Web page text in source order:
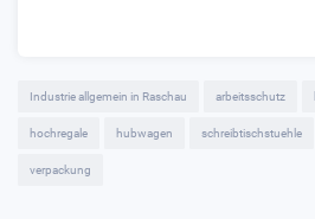
Industrie allgemein in Raschau arbeitsschutz
hochregale hubwagen schreibtischstuehle
verpackung